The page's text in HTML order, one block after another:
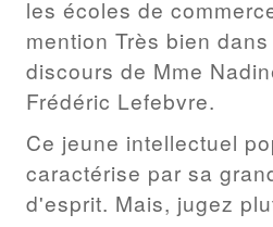
les écoles de
mention Très bien
discours de Mme
Frédéric Lefebvre.
Ce jeune intellectuel
caractérise par sa
d'esprit. Mais, jugez